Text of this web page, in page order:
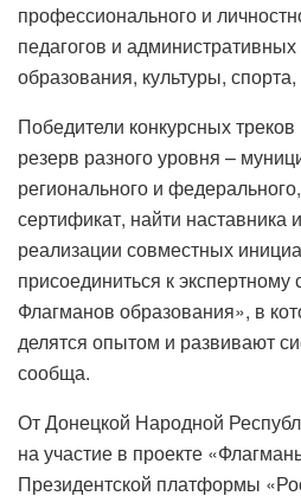
профессионального и
педагогов и
образования, культуры,
Победители конкурсных
резерв разного уровня –
регионального и
сертификат, найти наставника
реализации совместных
присоединиться к
Флагманов образования», в
делятся опытом и развивают
сообща.
От Донецкой Народной
на участие в проекте
Президентской платформы